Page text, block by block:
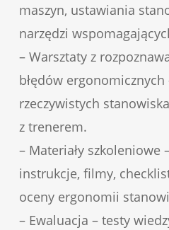
maszyn, ustawiania
narzędzi
– Warsztaty z
błędów ergonomicznych
rzeczywistych
z trenerem.
– Materiały szkoleniowe
instrukcje, filmy,
oceny ergonomii
– Ewaluacja – testy